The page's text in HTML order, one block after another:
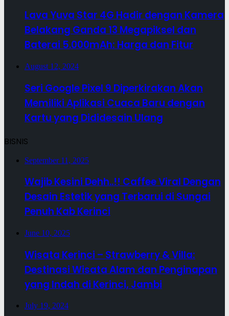
Lava Yuva Star 4G Hadir dengan Kamera
Belakang Ganda 13 Megapiksel dan
Baterai 5.000mAh: Harga dan Fitur
August 12, 2024
Seri Google Pixel 9 Diperkirakan Akan
Memiliki Aplikasi Cuaca Baru dengan
Kartu yang Dididesain Ulang
BISNIS
September 11, 2025
Wajib Kesini Dehh..!! Caffee Viral Dengan
Desain Estetik yang Terbarui di Sungai
Penuh Kab Kerinci
June 10, 2025
Wisata Kerinci – Strawberry & Villa:
Destinasi Wisata Alam dan Penginapan
yang Indah di Kerinci, Jambi
July 19, 2024